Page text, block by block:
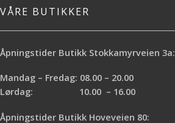
VÅRE BUTIKKER
Åpningstider Butikk Stokkamyrveien 3a:
Mandag – Fredag: 08.00 – 20.00
Lørdag: 10.00 – 16.00
Åpningstider Butikk Hoveveien 80: